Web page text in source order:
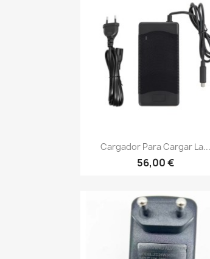
Vista rápida
Cargador Para Cargar La...
56,00 €